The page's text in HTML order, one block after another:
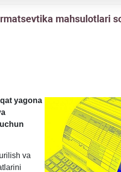
mahsulotlari
yagona
va